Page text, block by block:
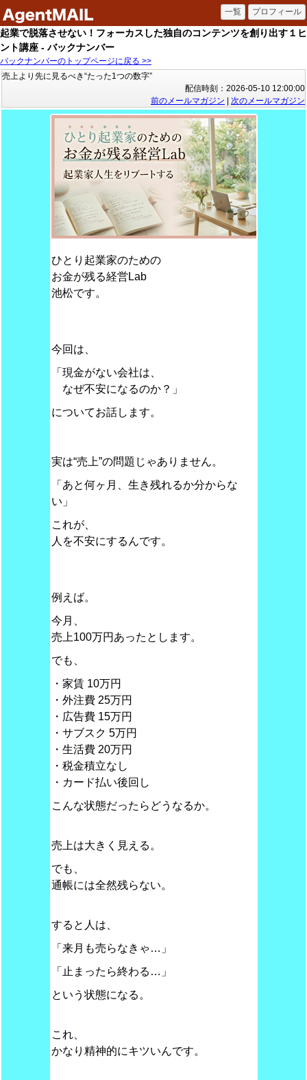
起業で脱落させない！フォーカスした独自のコンテンツを創り出す１ヒ
ント講座 - バックナンバー
バックナンバーのトップページに戻る >>
売上より先に見るべき“たった1つの数字”
配信時刻：2026-05-10 12:00:00
前のメールマガジン
次のメールマガジン
ひとり起業家のための
お金が残る経営Lab
池松です。
今回は、
「現金がない会社は、
なぜ不安になるのか？」
についてお話します。
実は“売上”の問題じゃありません。
「あと何ヶ月、生き残れるか分からな
い」
これが、
人を不安にするんです。
例えば。
今月、
売上100万円あったとします。
でも、
・家賃 10万円
・外注費 25万円
・広告費 15万円
・サブスク 5万円
・生活費 20万円
・税金積立なし
・カード払い後回し
こんな状態だったらどうなるか。
売上は大きく見える。
でも、
通帳には全然残らない。
すると人は、
「来月も売らなきゃ…」
「止まったら終わる…」
という状態になる。
これ、
かなり精神的にキツいんです。